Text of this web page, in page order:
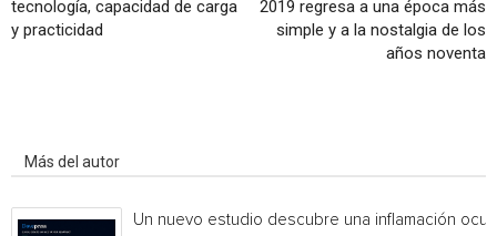
tecnología, capacidad de carga
y practicidad
2019 regresa a una época más
simple y a la nostalgia de los
años noventa
Más del autor
Un nuevo estudio descubre una inflamación